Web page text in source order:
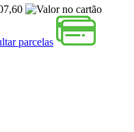
parcelas